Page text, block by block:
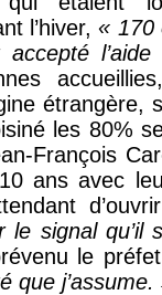
l’hiver,« 170
étrangère,
les 80%
François
ans avec
signal qu’il
le
que j’assume.